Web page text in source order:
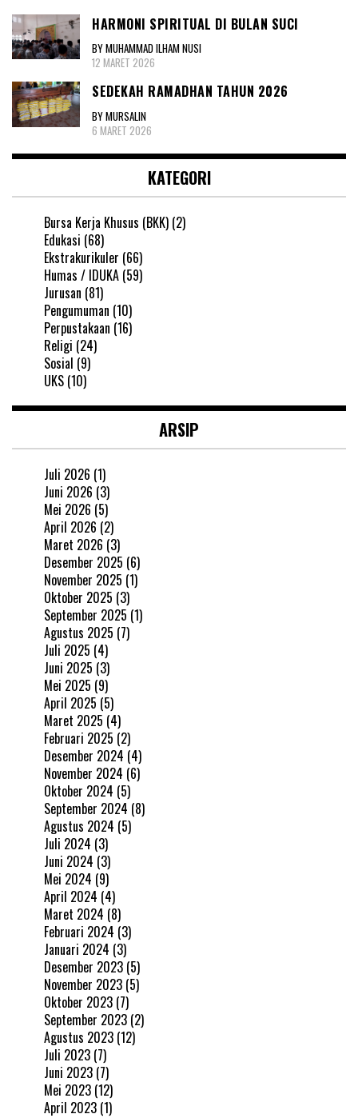
HARMONI SPIRITUAL DI BULAN SUCI
BY MUHAMMAD ILHAM NUSI
12 MARET 2026
SEDEKAH RAMADHAN TAHUN 2026
BY MURSALIN
6 MARET 2026
KATEGORI
Bursa Kerja Khusus (BKK) (2)
Edukasi (68)
Ekstrakurikuler (66)
Humas / IDUKA (59)
Jurusan (81)
Pengumuman (10)
Perpustakaan (16)
Religi (24)
Sosial (9)
UKS (10)
ARSIP
Juli 2026 (1)
Juni 2026 (3)
Mei 2026 (5)
April 2026 (2)
Maret 2026 (3)
Desember 2025 (6)
November 2025 (1)
Oktober 2025 (3)
September 2025 (1)
Agustus 2025 (7)
Juli 2025 (4)
Juni 2025 (3)
Mei 2025 (9)
April 2025 (5)
Maret 2025 (4)
Februari 2025 (2)
Desember 2024 (4)
November 2024 (6)
Oktober 2024 (5)
September 2024 (8)
Agustus 2024 (5)
Juli 2024 (3)
Juni 2024 (3)
Mei 2024 (9)
April 2024 (4)
Maret 2024 (8)
Februari 2024 (3)
Januari 2024 (3)
Desember 2023 (5)
November 2023 (5)
Oktober 2023 (7)
September 2023 (2)
Agustus 2023 (12)
Juli 2023 (7)
Juni 2023 (7)
Mei 2023 (12)
April 2023 (1)